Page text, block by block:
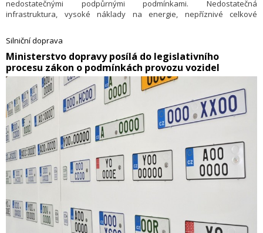
nedostatečnými podpůrnými podmínkami. Nedostatečná
infrastruktura, vysoké náklady na energie, nepříznivé celkové
zpomalují pokrok. Na konci ledna to uvedlo Evropské sdružení
výrobců automobilů (ACEA).
Silniční doprava
​Ministerstvo dopravy posílá do legislativního
procesu zákon o podmínkách provozu vozidel